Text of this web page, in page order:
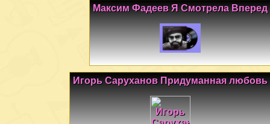
Максим Фадеев Я Смотрела Вперед
Игорь Саруханов Придуманная любовь